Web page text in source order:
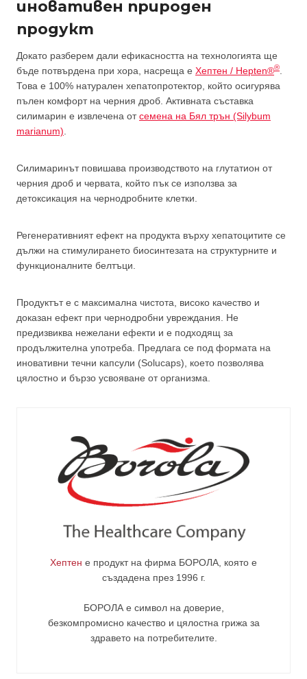
иновативен природен
продукт
Докато разберем дали ефикасността на технологията ще
бъде потвърдена при хора, насреща е Хептен / Hepten®®
Това е 100% натурален хепатопротектор, който осигурява
пълен комфорт на черния дроб. Активната съставка
силимарин е извлечена отсемена на Бял трън (Silybum
marianum)
Силимаринът повишава производството на глутатион от
черния дроб и червата, който пък се използва за
детоксикация на чернодробните клетки.
Регенеративният ефект на продукта върху хепатоцитите се
дължи на стимулирането биосинтезата на структурните и
функционалните белтъци.
Продуктът е с максимална чистота, високо качество и
доказан ефект при чернодробни увреждания. Не
предизвиква нежелани ефекти и е подходящ за
продължителна употреба. Предлага се под формата на
иновативни течни капсули (Solucaps), което позволява
цялостно и бързо усвояване от организма.
Хептен е продукт на фирма БОРОЛА , която е
създадена през 1996 г.
БОРОЛА е символ на доверие,
безкомпромисно качество и цялостна грижа за
здравето на потребителите